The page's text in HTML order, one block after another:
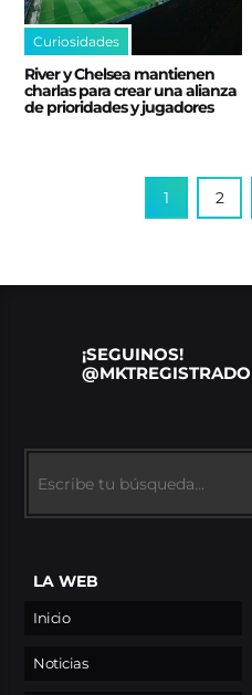
Curiosidades
River y Chelsea mantienen
charlas para crear una alianza
de prioridades y jugadores
1 2
¡SEGUINOS!
@MKTREGISTRADO
LA WEB
Inicio
Noticias